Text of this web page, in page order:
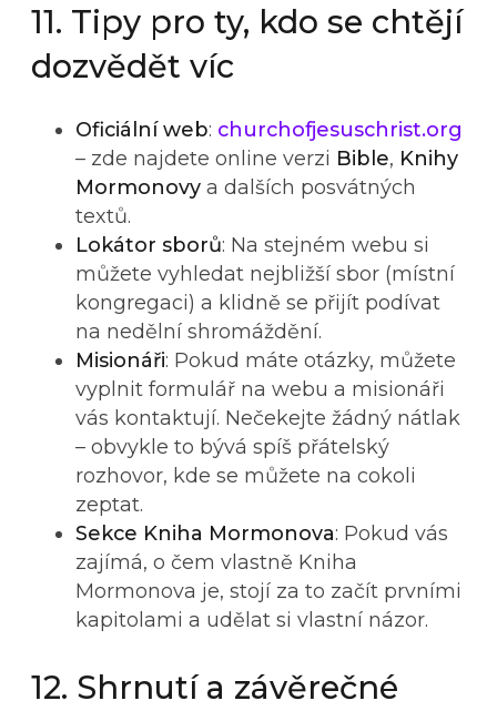
11. Tipy pro ty, kdo se chtějí
dozvědět víc
Oficiální web: churchofjesuschrist.org
– zde najdete online verzi Bible, Knihy
Mormonovy a dalších posvátných
textů.
Lokátor sborů: Na stejném webu si
můžete vyhledat nejbližší sbor (místní
kongregaci) a klidně se přijít podívat
na nedělní shromáždění.
Misionáři: Pokud máte otázky, můžete
vyplnit formulář na webu a misionáři
vás kontaktují. Nečekejte žádný nátlak
– obvykle to bývá spíš přátelský
rozhovor, kde se můžete na cokoli
zeptat.
Sekce Kniha Mormonova: Pokud vás
zajímá, o čem vlastně Kniha
Mormonova je, stojí za to začít prvními
kapitolami a udělat si vlastní názor.
12. Shrnutí a závěrečné